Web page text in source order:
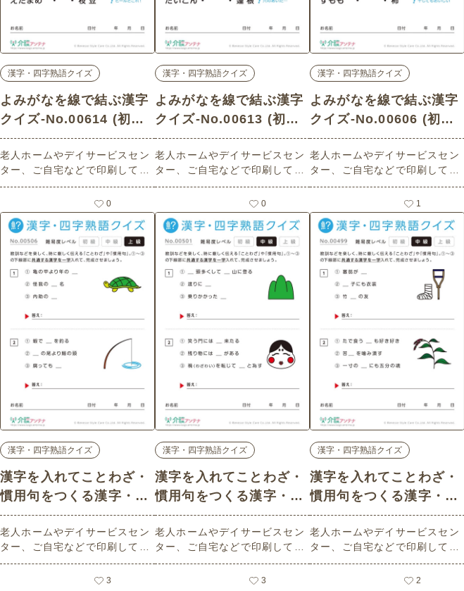
漢字・四字熟語クイズ
よみがなを線で結ぶ漢字
クイズ-No.00614 (初級/
漢字・四字熟語クイズの
介護レク素材)
老人ホームやデイサービスセン
ター、ご自宅などで印刷してお
使いいただける無料の高齢者向
け介護レク素材 よみがなを線で
結ぶ漢字クイズ（漢字・四字熟
語クイズ・初級）（野菜編）で
す。
0
漢字・四字熟語クイズ
よみがなを線で結ぶ漢字
クイズ-No.00613 (初級/
漢字・四字熟語クイズの
介護レク素材)
老人ホームやデイサービスセン
ター、ご自宅などで印刷してお
使いいただける無料の高齢者向
け介護レク素材 よみがなを線で
結ぶ漢字クイズ（漢字・四字熟
語クイズ・初級）（野菜編）で
す。
0
漢字・四字熟語クイズ
よみがなを線で結ぶ漢字
クイズ-No.00606 (初級/
漢字・四字熟語クイズの
介護レク素材)
老人ホームやデイサービスセン
ター、ご自宅などで印刷してお
使いいただける無料の高齢者向
け介護レク素材 よみがなを線で
結ぶ漢字クイズ（漢字・四字熟
語クイズ・初級）（果物編）で
す。
1
漢字・四字熟語クイズ
漢字を入れてことわざ・
慣用句をつくる漢字・四
字熟語クイズ-No.00506
(上級/漢字・四字熟語ク
イズの介護レク素材)
老人ホームやデイサービスセン
ター、ご自宅などで印刷してお
使いいただける無料の高齢者向
け介護レク素材（漢字・四字熟
3
漢字・四字熟語クイズ
漢字を入れてことわざ・
慣用句をつくる漢字・四
字熟語クイズ-No.00501
(中級/漢字・四字熟語ク
イズの介護レク素材)
老人ホームやデイサービスセン
ター、ご自宅などで印刷してお
使いいただける無料の高齢者向
け介護レク素材（漢字・四字熟
3
漢字・四字熟語クイズ
漢字を入れてことわざ・
慣用句をつくる漢字・四
字熟語クイズ-No.00499
(中級/漢字・四字熟語ク
イズの介護レク素材)
老人ホームやデイサービスセン
ター、ご自宅などで印刷してお
使いいただける無料の高齢者向
け介護レク素材（漢字・四字熟
2